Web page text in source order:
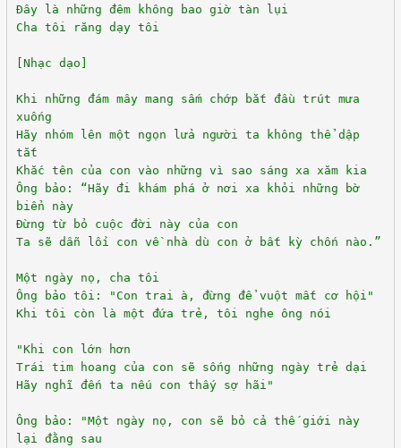
Đây là những đêm không bao giờ tàn lụi
Cha tôi răng dạy tôi
[Nhạc dạo]
Khi những đám mây mang sấm chớp bắt đầu trút mưa
xuống
Hãy nhóm lên một ngọn lửa người ta không thể dập
tắt
Khắc tên của con vào những vì sao sáng xa xăm kia
Ông bảo: “Hãy đi khám phá ở nơi xa khỏi những bờ
biển này
Đừng từ bỏ cuộc đời này của con
Ta sẽ dẫn lối con về nhà dù con ở bất kỳ chốn nào.”
Một ngày nọ, cha tôi
Ông bảo tôi: "Con trai à, đừng để vuột mất cơ hội"
Khi tôi còn là một đứa trẻ, tôi nghe ông nói
"Khi con lớn hơn
Trái tim hoang của con sẽ sống những ngày trẻ dại
Hãy nghĩ đến ta nếu con thấy sợ hãi"
Ông bảo: "Một ngày nọ, con sẽ bỏ cả thế giới này
lại đằng sau